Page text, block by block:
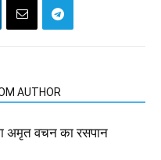
AUTHOR
अमृत वचन का रसपान